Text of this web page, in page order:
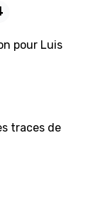
pour Luis
traces de